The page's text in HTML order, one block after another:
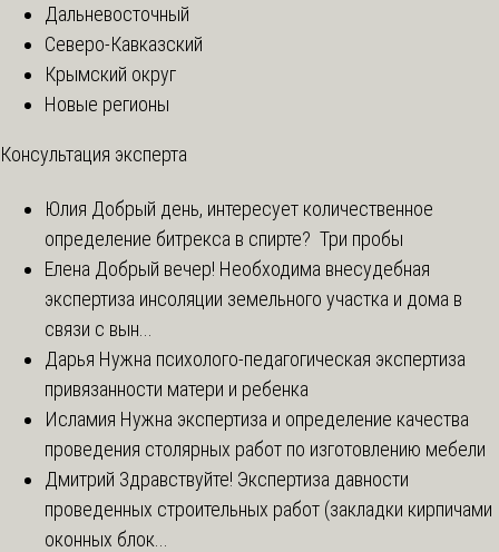
Дальневосточный
Северо-Кавказский
Крымский округ
Новые регионы
Консультация эксперта
Юлия Добрый день, интересует количественное
определение битрекса в спирте? Три пробы
Елена Добрый вечер! Необходима внесудебная
экспертиза инсоляции земельного участка и дома в
связи с вын...
Дарья Нужна психолого-педагогическая экспертиза
привязанности матери и ребенка
Исламия Нужна экспертиза и определение качества
проведения столярных работ по изготовлению мебели
Дмитрий Здравствуйте! Экспертиза давности
проведенных строительных работ (закладки кирпичами
оконных блок...